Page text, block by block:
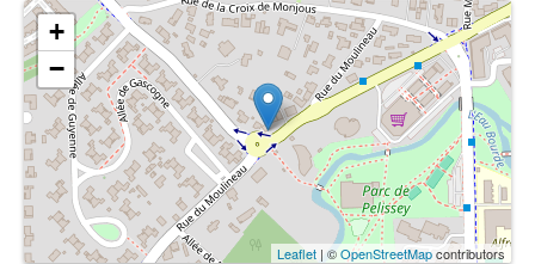
+
−
Leaflet | ©OpenStreetMapcontributors